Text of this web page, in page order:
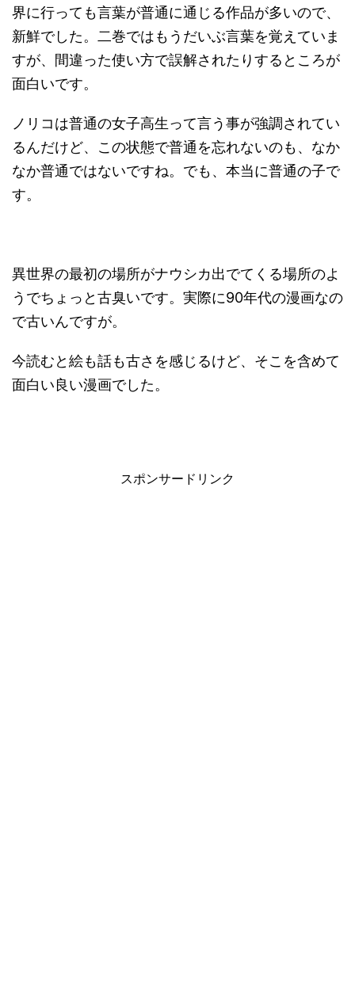
界に行っても言葉が普通に通じる作品が多いので、
新鮮でした。二巻ではもうだいぶ言葉を覚えていま
すが、間違った使い方で誤解されたりするところが
面白いです。
ノリコは普通の女子高生って言う事が強調されてい
るんだけど、この状態で普通を忘れないのも、なか
なか普通ではないですね。でも、本当に普通の子で
す。
異世界の最初の場所がナウシカ出でてくる場所のよ
うでちょっと古臭いです。実際に90年代の漫画なの
で古いんですが。
今読むと絵も話も古さを感じるけど、そこを含めて
面白い良い漫画でした。
スポンサードリンク